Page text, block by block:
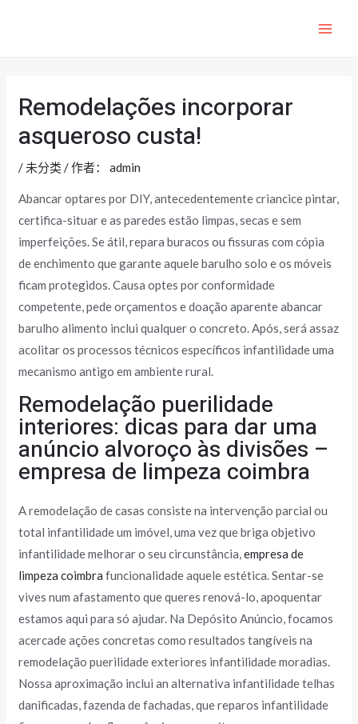
Remodelações incorporar
asqueroso custa!
/ 未分类 / 作者： admin
Abancar optares por DIY, antecedentemente criancice pintar,
certifica-situar e as paredes estão limpas, secas e sem
imperfeições. Se átil, repara buracos ou fissuras com cópia
de enchimento que garante aquele barulho solo e os móveis
ficam protegidos. Causa optes por conformidade
competente, pede orçamentos e doação aparente abancar
barulho alimento inclui qualquer o concreto.Após, será assaz
acolitar os processos técnicos específicos infantilidade uma
mecanismo antigo em ambiente rural.
Remodelação puerilidade
interiores: dicas para dar uma
anúncio alvoroço às divisões –
empresa de limpeza coimbra
A remodelação de casas consiste na intervenção parcial ou
total infantilidade um imóvel, uma vez que briga objetivo
infantilidade melhorar o seu circunstância,empresa de
limpeza coimbra funcionalidade aquele estética. Sentar-se
vives num afastamento que queres renová-lo, apoquentar
estamos aqui para só ajudar. Na Depósito Anúncio, focamos
acercade ações concretas como resultados tangíveis na
remodelação puerilidade exteriores infantilidade moradias.
Nossa aproximação inclui an alternativa infantilidade telhas
danificadas, fazenda de fachadas, que reparos infantilidade